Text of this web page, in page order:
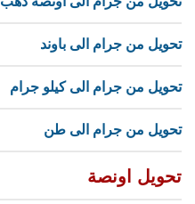
تحويل من جرام الى باوند
تحويل من جرام الى كيلو جرام
تحويل من جرام الى طن
تحويل اونصة